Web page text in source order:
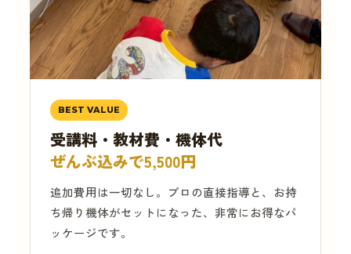
BEST VALUE
受講料・教材費・機体代
ぜんぶ込みで5,500円
追加費用は一切なし。プロの直接指導と、お持
ち帰り機体がセットになった、非常にお得なパ
ッケージです。